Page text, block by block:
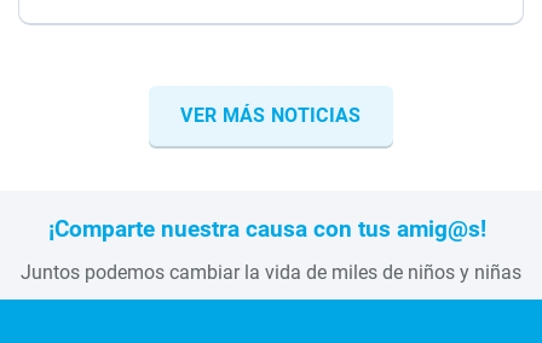
VER MÁS NOTICIAS
¡Comparte nuestra causa con tus amig@s!
Juntos podemos cambiar la vida de miles de niños y niñas